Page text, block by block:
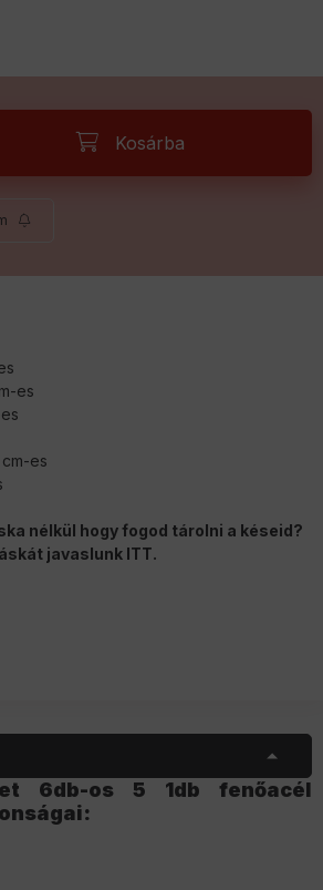
Kosárba
es
es
nélkül hogy fogod tárolni a késeid?
javaslunk ITT.
6db-os 5 1db fenőacél